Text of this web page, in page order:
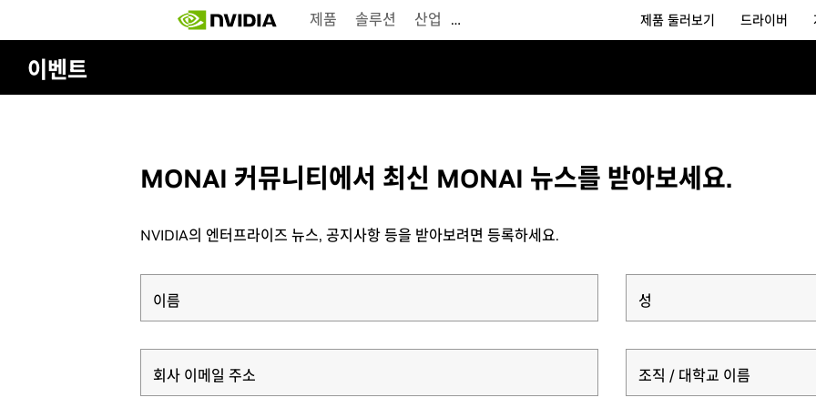
main
content
제품 솔루션 산업 … 제품 둘러보기 드라이버
이벤트
MONAI 커뮤니티에서 최신 MONAI 뉴스를 받아보세요.
NVIDIA의 엔터프라이즈 뉴스, 공지사항 등을 받아보려면 등록하세요.
이름 성
회사 이메일 주소 조직 / 대학교 이름